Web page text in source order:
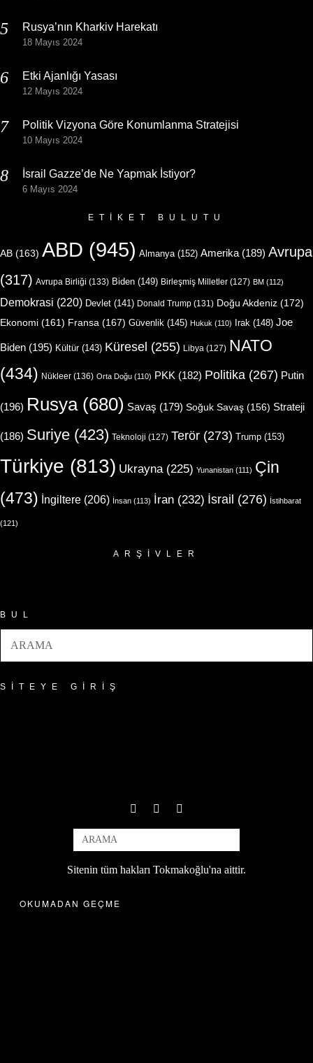
Rusya’nın Kharkiv Harekatı
18 Mayıs 2024
Etki Ajanlığı Yasası
12 Mayıs 2024
Politik Vizyona Göre Konumlanma Stratejisi
10 Mayıs 2024
İsrail Gazze’de Ne Yapmak İstiyor?
6 Mayıs 2024
ETIKET BULUTU
AB (163) ABD (945) Almanya(152) Amerika(189) Avrupa
(317) Avrupa Birliği (133) Biden (149) Birleşmiş Milletler (127) BM (112)
Demokrasi (220) Devlet (141) Donald Trump (131) Doğu Akdeniz (172)
Ekonomi (161) Fransa (167) Güvenlik (145) Hukuk (110) Irak (148) Joe
Biden (195) Kültür(143) Küresel (255) Libya (127) NATO
(434) Nükleer (136) Orta Doğu (110) PKK (182) Politika (267) Putin
(196) Rusya(680) Savaş (179) Soğuk Savaş (156) Strateji
(186) Suriye (423) Teknoloji (127) Terör (273) Trump (153)
Türkiye (813) Ukrayna(225) Yunanistan (111) Çin
(473) İngiltere (206) İnsan (113) İran (232) İsrail (276) İstihbarat
(121)
ARŞIVLER
BUL
SITEYE GIRIŞ
Sitenin tüm hakları Tokmakoğlu'na aittir.
OKUMADAN GEÇME